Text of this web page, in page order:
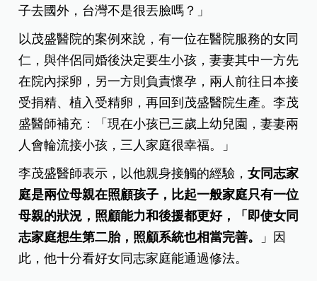
法，應該優先通過立法的族群是女同志！台灣同志
結婚已經合法，不該限制同志配偶的生殖醫療權，
應讓他們有合法使用人工生殖的權利。
李茂盛醫師指出，女同志目前佔生殖醫學的比例
高，大約5%至6%左右，每年台灣約有1000多位女同
志到國外進行人工生殖療程，「你沒辦法禁止她懷
孕，台灣人工生殖不合法只好到國外去。但帶著卵
子去國外，台灣不是很丟臉嗎？」
以茂盛醫院的案例來說，有一位在醫院服務的女同
仁，與伴侶同婚後決定要生小孩，妻妻其中一方先
在院內採卵，另一方則負責懷孕，兩人前往日本接
受捐精、植入受精卵，再回到茂盛醫院生產。李茂